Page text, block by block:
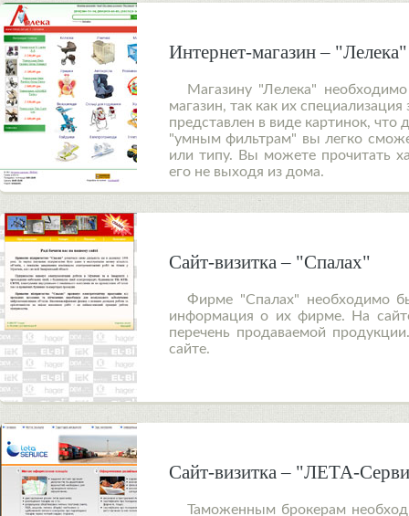
Интернет-магазин – "Лелека"
Магазину "Лелека"
магазин, так как их
представлен в виде картинок,
"умным фильтрам" вы легко
или типу. Вы можете прочитать
его не выходя из дома.
Сайт-визитка – "Спалах"
Фирме "Спалах" необходимо
информация о их фирме. На
перечень продаваемой
сайте.
Сайт-визитка – "ЛЕТА-
Таможенным брокерам